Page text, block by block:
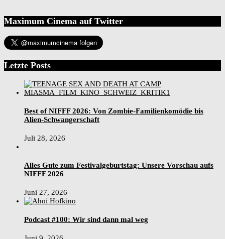
Maximum Cinema auf Twitter
Letzte Posts
Best of NIFFF 2026: Von Zombie-Familienkomödie bis
Alien-Schwangerschaft
Juli 28, 2026
Alles Gute zum Festivalgeburtstag: Unsere Vorschau aufs
NIFFF 2026
Juni 27, 2026
Podcast #100: Wir sind dann mal weg